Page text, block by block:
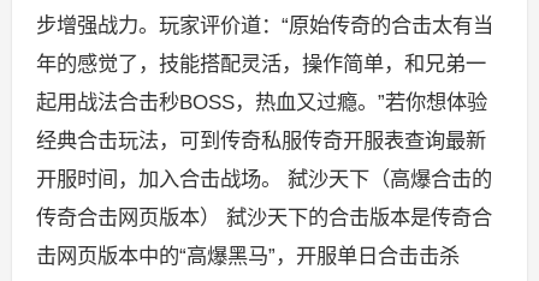
步增强战力。玩家评价道：“原始传奇的合击太有当
年的感觉了，技能搭配灵活，操作简单，和兄弟一
起用战法合击秒BOSS，热血又过瘾。”若你想体验
经典合击玩法，可到传奇私服传奇开服表查询最新
开服时间，加入合击战场。 弑沙天下（高爆合击的
传奇合击网页版本） 弑沙天下的合击版本是传奇合
击网页版本中的“高爆黑马”，开服单日合击击杀